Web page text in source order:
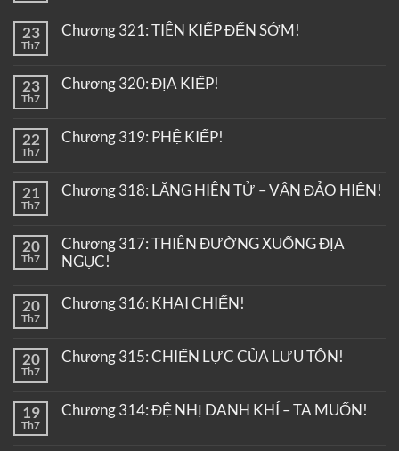
23
Th7
Chương 321: TIÊN KIẾP ĐẾN SỚM!
23
Th7
Chương 320: ĐỊA KIẾP!
22
Th7
Chương 319: PHỆ KIẾP!
21
Th7
Chương 318: LĂNG HIÊN TỬ – VẬN ĐẢO HIỆN!
20
Th7
Chương 317: THIÊN ĐƯỜNG XUỐNG ĐỊA
NGỤC!
20
Th7
Chương 316: KHAI CHIẾN!
20
Th7
Chương 315: CHIẾN LỰC CỦA LƯU TÔN!
19
Th7
Chương 314: ĐỆ NHỊ DANH KHÍ – TA MUỐN!